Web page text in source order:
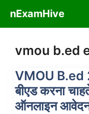
content
nExamHive
vmou b.ed
VMOU B.ed
बीएड करना
ऑनलाइन